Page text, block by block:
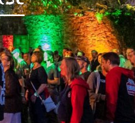
oder Marketing
Art. 49 Abs. 1 S. 1 lit.
vom Europäischen
zu Kontroll-
verarbeitet
optionalen Boxen
beschriebene